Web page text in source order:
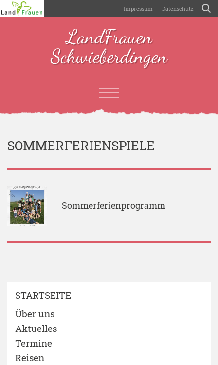
Impressum Datenschutz
LandFrauen
Schwieberdingen
SOMMERFERIENSPIELE
Sommerferienprogramm
STARTSEITE
Über uns
Aktuelles
Termine
Reisen